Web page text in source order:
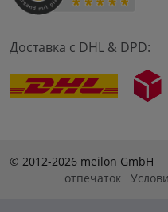
Доставка с DHL & DPD:
© 2012-2026 meilon GmbH
отпечаток